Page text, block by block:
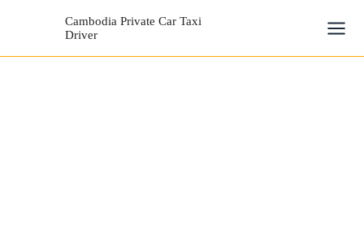
Cambodia Private Car Taxi
Driver